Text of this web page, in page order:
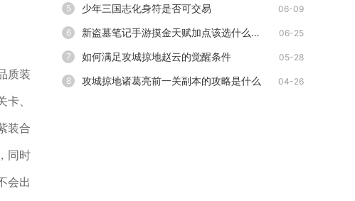
质装
、
装合
同时
会出
5 少年三国志化身符是否可交易 06-09
6 新盗墓笔记手游摸金天赋加点该选什么属性 06-25
7 如何满足攻城掠地赵云的觉醒条件 05-28
8 攻城掠地诸葛亮前一关副本的攻略是什么 04-26